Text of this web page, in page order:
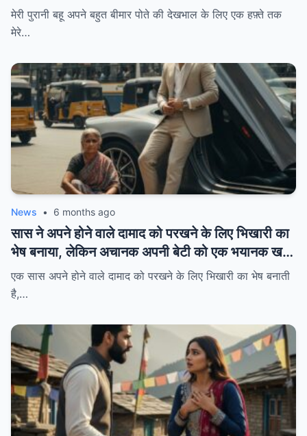
प्रेग्नेंट निकली, जिससे हंगामा हो गया। मेरा बेटा ऐसे बर्ताव
कर रहा था जैसे कुछ हुआ ही न हो, लेकिन मेरे पति… वह कांप
मेरी पुरानी बहू अपने बहुत बीमार पोते की देखभाल के लिए एक हफ़्ते तक
मेरे…
News • 6 months ago
सास ने अपने होने वाले दामाद को परखने के लिए भिखारी का
भेष बनाया, लेकिन अचानक अपनी बेटी को एक भयानक खतरे
से बचा लिया…/hi
एक सास अपने होने वाले दामाद को परखने के लिए भिखारी का भेष बनाती
है,…